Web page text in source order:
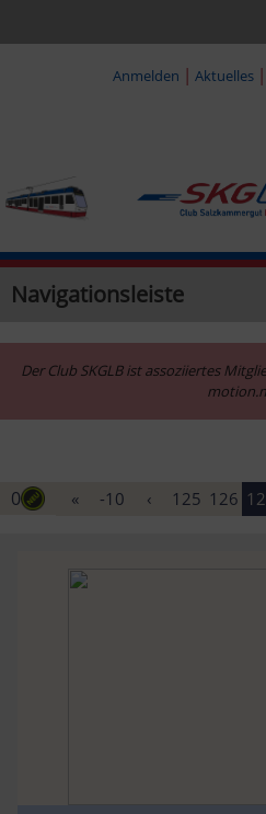
Anmelden | Aktuelles |
Navigationsleiste
Der Club SKGLB ist assoziiertes
0 « -10 ‹ 125 126